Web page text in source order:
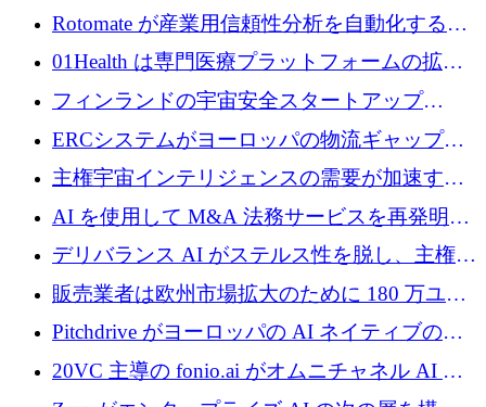
を構築するために 700 万ドルを調達
Rotomate が産業用信頼性分析を自動化するた
めに 210 万ユーロを調達
01Health は専門医療プラットフォームの拡大
に 1,500 万ドルを確保
フィンランドの宇宙安全スタートアップ
Aavuus が、スペースデブリ追跡に取り組むプ
レシード資金を獲得
ERCシステムがヨーロッパの物流ギャップを
埋めるために設計された重量物運搬用eVTOL
であるVictorを発表
主権宇宙インテリジェンスの需要が加速する
中、ICEYEは評価額100億ユーロ以上で4億
5,000万ユーロを調達
AI を使用して M&A 法務サービスを再発明す
るために 110 万ユーロを適切に確保
デリバランス AI がステルス性を脱し、主権の
あるエンタープライズ AI を強化
販売業者は欧州市場拡大のために 180 万ユー
ロを確保
Pitchdrive がヨーロッパの AI ネイティブの創
業者を支援するために 6,000 万ユーロを調達
20VC 主導の fonio.ai がオムニチャネル AI プ
ラットフォームのために 1,700 万ドルを調達